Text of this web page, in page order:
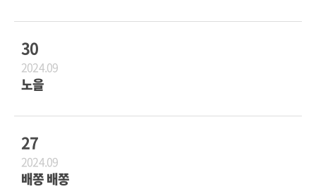
30
2024.09
노을
27
2024.09
배쫑 배쫑